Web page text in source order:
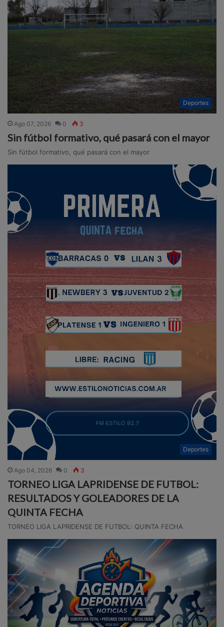
Deportes
Ago 07, 2026 0 3
Sin fútbol formativo, qué pasará con el mayor
Sin fútbol formativo, qué pasará con el mayor
Deportes
Ago 04, 2026 0 3
TORNEO LIGA LAPRIDENSE DE FUTBOL:
RESULTADOS Y GOLEADORES DE LA
QUINTA FECHA
TORNEO LIGA LAPRIDENSE DE FUTBOL: QUINTA FECHA